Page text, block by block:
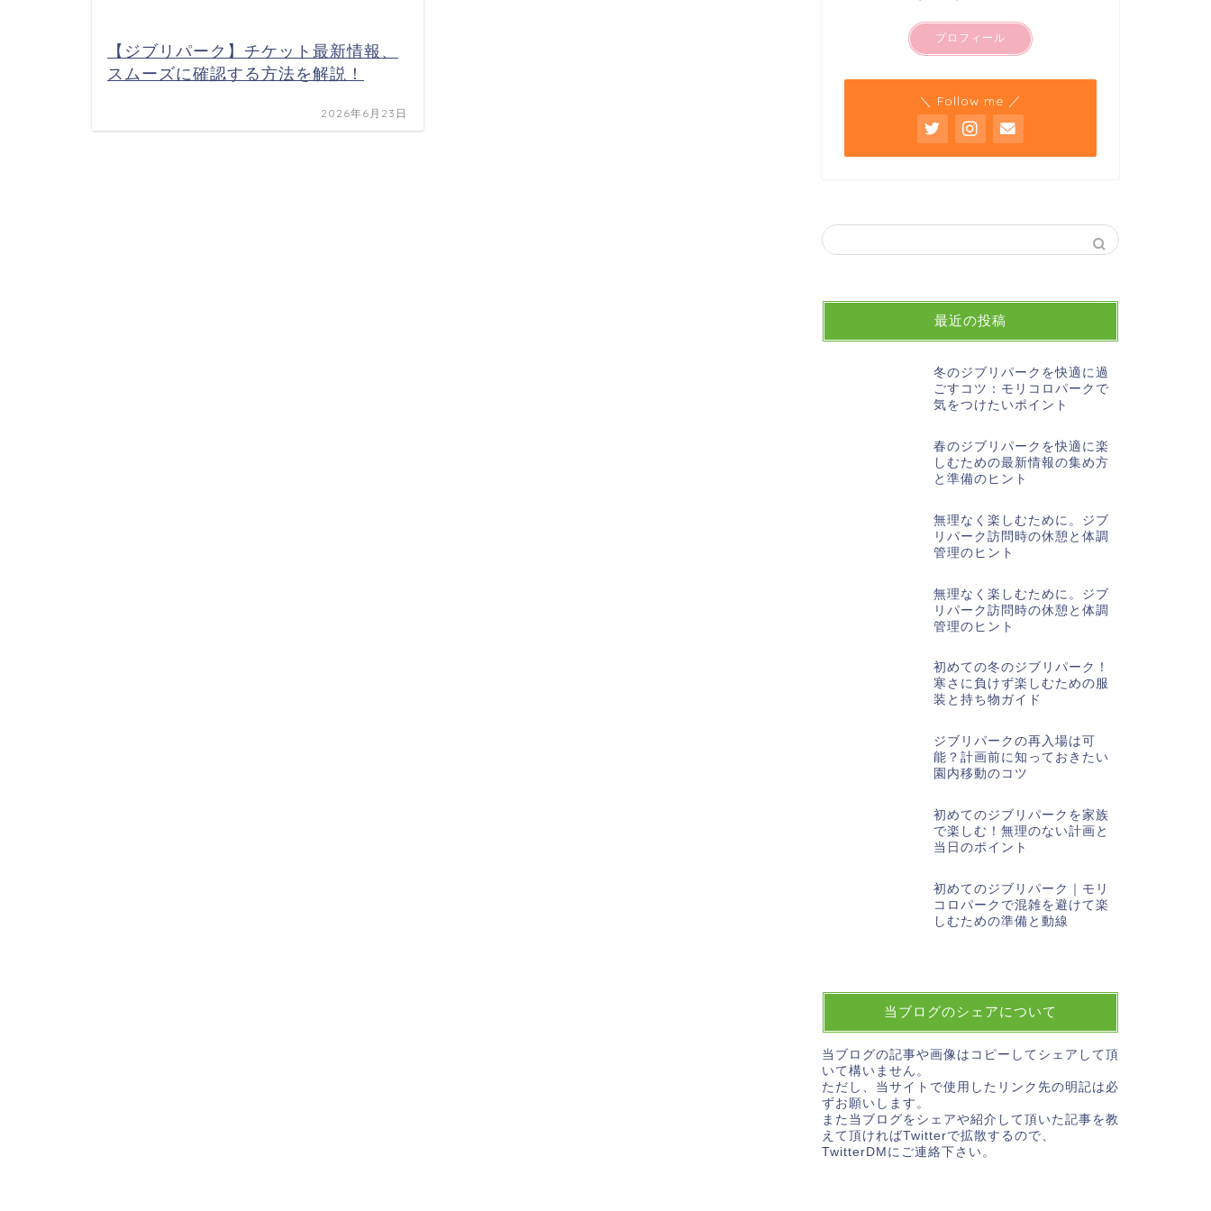
【ジブリパーク】チケット最新情報、
スムーズに確認する方法を解説！
2026年6月23日
プロフィール
＼ Follow me ／
最近の投稿
冬のジブリパークを快適に過
ごすコツ：モリコロパークで
気をつけたいポイント
春のジブリパークを快適に楽
しむための最新情報の集め方
と準備のヒント
無理なく楽しむために。ジブ
リパーク訪問時の休憩と体調
管理のヒント
無理なく楽しむために。ジブ
リパーク訪問時の休憩と体調
管理のヒント
初めての冬のジブリパーク！
寒さに負けず楽しむための服
装と持ち物ガイド
ジブリパークの再入場は可
能？計画前に知っておきたい
園内移動のコツ
初めてのジブリパークを家族
で楽しむ！無理のない計画と
当日のポイント
初めてのジブリパーク｜モリ
コロパークで混雑を避けて楽
しむための準備と動線
当ブログのシェアについて
当ブログの記事や画像はコピーしてシェアして頂
いて構いません。
ただし、当サイトで使用したリンク先の明記は必
ずお願いします。
また当ブログをシェアや紹介して頂いた記事を教
えて頂ければTwitterで拡散するので、
TwitterDMにご連絡下さい。